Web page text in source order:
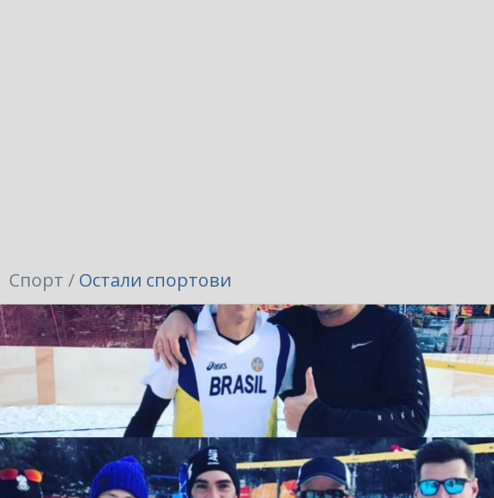
Спорт / Остали спортови